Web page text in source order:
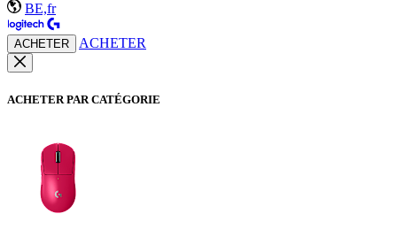
BE,fr
ACHETER ACHETER
ACHETER PAR CATÉGORIE